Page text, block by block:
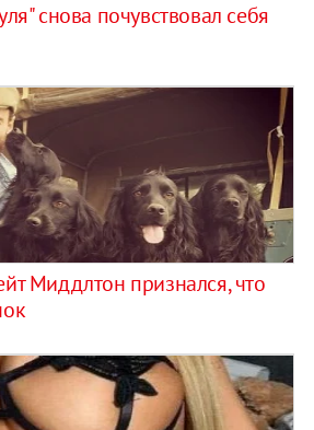
снова почувствовал себя
Миддлтон признался, что